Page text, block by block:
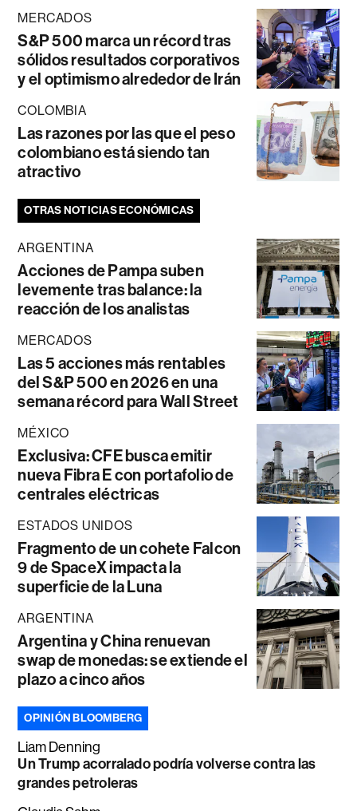
MERCADOS
S&P 500 marca un récord tras
sólidos resultados corporativos
y el optimismo alrededor de Irán
COLOMBIA
Las razones por las que el peso
colombiano está siendo tan
atractivo
OTRAS NOTICIAS ECONÓMICAS
ARGENTINA
Acciones de Pampa suben
levemente tras balance: la
reacción de los analistas
MERCADOS
Las 5 acciones más rentables
del S&P 500 en 2026 en una
semana récord para Wall Street
MÉXICO
Exclusiva: CFE busca emitir
nueva Fibra E con portafolio de
centrales eléctricas
ESTADOS UNIDOS
Fragmento de un cohete Falcon
9 de SpaceX impacta la
superficie de la Luna
ARGENTINA
Argentina y China renuevan
swap de monedas: se extiende el
plazo a cinco años
OPINIÓN BLOOMBERG
Liam Denning
Un Trump acorralado podría volverse contra las
grandes petroleras